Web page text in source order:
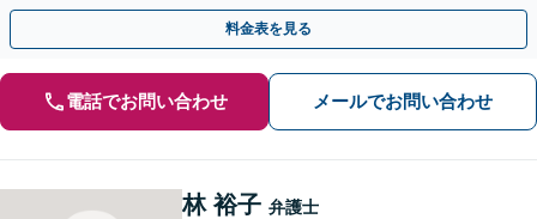
「熟年離婚のご相談もお任せください」【休日・夜間相談可】
料金表を見る
電話でお問い合わせ メールでお問い合わせ
林 裕子 弁護士